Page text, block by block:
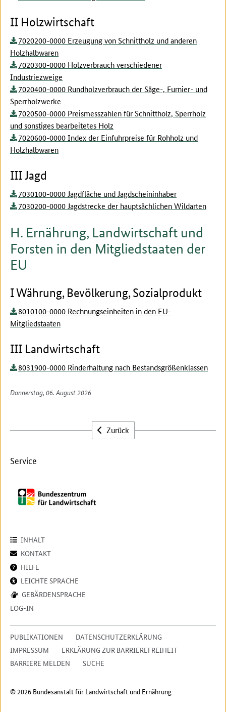
II Holzwirtschaft
7020200-0000 Erzeugung von Schnittholz und anderen
Holzhalbwaren
7020300-0000 Holzverbrauch verschiedener
Industriezweige
7020400-0000 Rundholzverbrauch der Säge-, Furnier- und
Sperrholzwerke
7020500-0000 Preismesszahlen für Schnittholz, Sperrholz
und sonstiges bearbeitetes Holz
7020600-0000 Index der Einfuhrpreise für Rohholz und
Holzhalbwaren
III Jagd
7030100-0000 Jagdfläche und Jagdscheininhaber
7030200-0000 Jagdstrecke der hauptsächlichen Wildarten
H. Ernährung, Landwirtschaft und
Forsten in den Mitgliedstaaten der
EU
I Währung, Bevölkerung, Sozialprodukt
8010100-0000 Rechnungseinheiten in den EU-
Mitgliedstaaten
III Landwirtschaft
8031900-0000 Rinderhaltung nach Bestandsgrößenklassen
Donnerstag, 06. August 2026
Zurück
Service
INHALT
KONTAKT
HILFE
LEICHTE SPRACHE
GEBÄRDENSPRACHE
LOG-IN
PUBLIKATIONEN
DATENSCHUTZERKLÄRUNG
IMPRESSUM
ERKLÄRUNG ZUR BARRIEREFREIHEIT
BARRIERE MELDEN
SUCHE
© 2026 Bundesanstalt für Landwirtschaft und Ernährung